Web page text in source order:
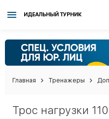
ИДЕАЛЬНЫЙ ТУРНИК
Главная Тренажеры
Трос нагрузки